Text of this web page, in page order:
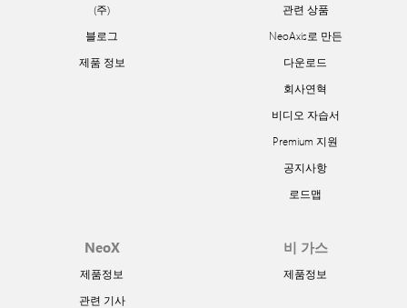
(주)
블로그
제품 정보
관련 상품
NeoAxis로 만든
다운로드
회사연혁
비디오 자습서
Premium 지원
공지사항
로드맵
NeoX
제품정보
관련 기사
비 가스
제품정보